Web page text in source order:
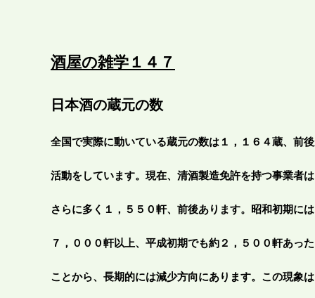
酒屋の雑学１４７
日本酒の蔵元の数
全国で実際に動いている蔵元の数は１，１６４蔵、前
活動をしています。現在、清酒製造免許を持つ事業者は
さらに多く１，５５０軒、前後あります。昭和初期には
７，０００軒以上、平成初期でも約２，５００軒あった
ことから、長期的には減少方向にあります。この現象は